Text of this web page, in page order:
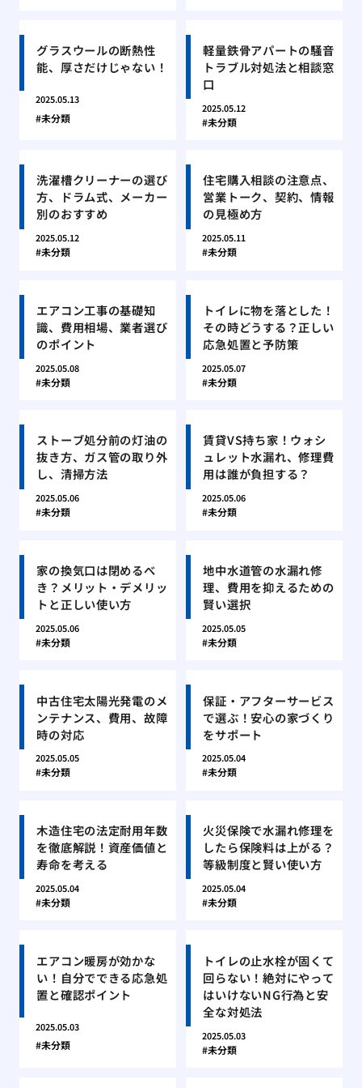
グラスウールの断熱性
能、厚さだけじゃない！
2025.05.13
未分類
軽量鉄骨アパートの騒音
トラブル対処法と相談窓
口
2025.05.12
未分類
洗濯槽クリーナーの選び
方、ドラム式、メーカー
別のおすすめ
2025.05.12
未分類
住宅購入相談の注意点、
営業トーク、契約、情報
の見極め方
2025.05.11
未分類
エアコン工事の基礎知
識、費用相場、業者選び
のポイント
2025.05.08
未分類
トイレに物を落とした！
その時どうする？正しい
応急処置と予防策
2025.05.07
未分類
ストーブ処分前の灯油の
抜き方、ガス管の取り外
し、清掃方法
2025.05.06
未分類
賃貸VS持ち家！ウォシ
ュレット水漏れ、修理費
用は誰が負担する？
2025.05.06
未分類
家の換気口は閉めるべ
き？メリット・デメリッ
トと正しい使い方
2025.05.06
未分類
地中水道管の水漏れ修
理、費用を抑えるための
賢い選択
2025.05.05
未分類
中古住宅太陽光発電のメ
ンテナンス、費用、故障
時の対応
2025.05.05
未分類
保証・アフターサービス
で選ぶ！安心の家づくり
をサポート
2025.05.04
未分類
木造住宅の法定耐用年数
を徹底解説！資産価値と
寿命を考える
2025.05.04
未分類
火災保険で水漏れ修理を
したら保険料は上がる？
等級制度と賢い使い方
2025.05.04
未分類
エアコン暖房が効かな
い！自分でできる応急処
置と確認ポイント
2025.05.03
未分類
トイレの止水栓が固くて
回らない！絶対にやって
はいけないNG行為と安
全な対処法
2025.05.03
未分類